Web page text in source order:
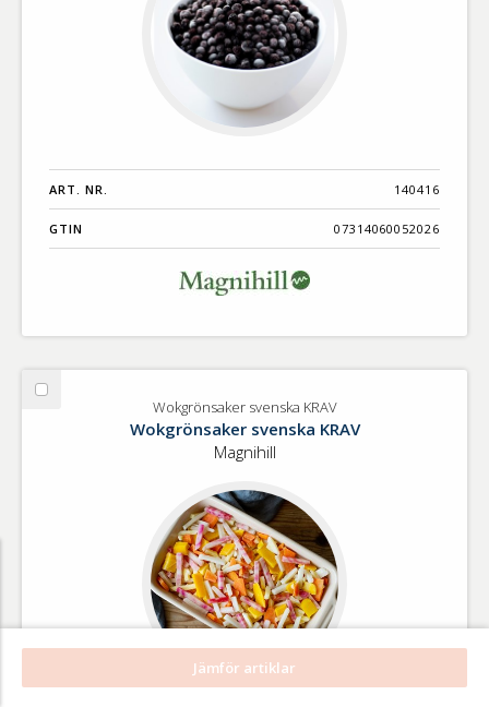
ART. NR. 140416
GTIN 07314060052026
Välj
Wokgrönsaker svenska KRAV
Wokgrönsaker svenska KRAV
Magnihill
Jämför artiklar